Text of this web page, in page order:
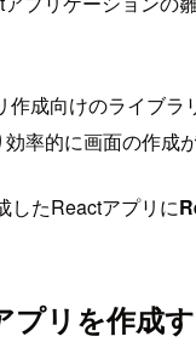
作成向けのライブ
率的に画面の作成
したReactアプリに
プリを作成